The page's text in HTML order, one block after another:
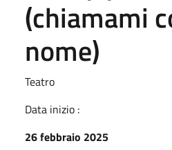
(chiamami
nome)
Teatro
Data inizio :
26 febbraio 2025